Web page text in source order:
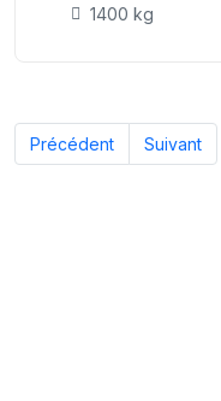
1400 kg
Précédent Suivant